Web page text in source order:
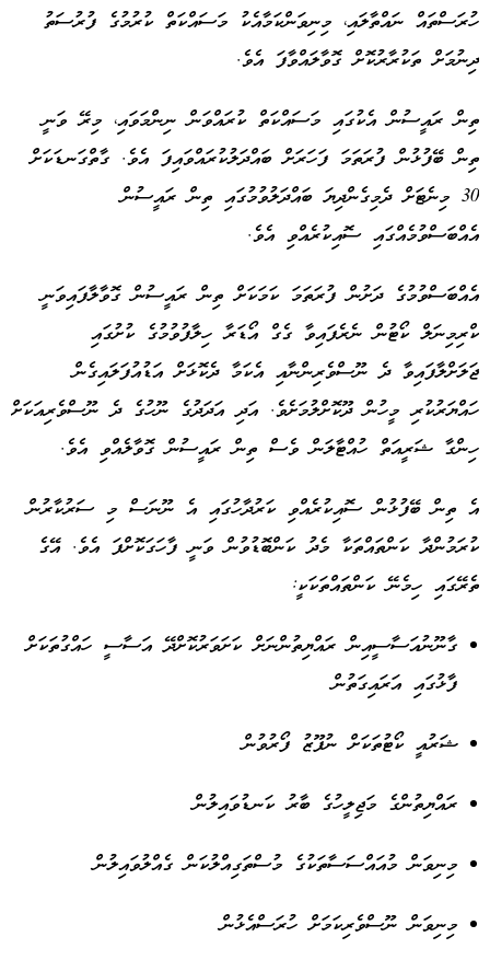
ހުރަސްތައް ނައްތާލައި، މިނިވަންކަމާއެކު މަސައްކަތް ކުރުމުގެ ފުރުސަތު
ދިނުމަށް ތަކުރާރުކޮށް ގޮވާލައްވާފަ އެވެ.
ތިން ރައީސުން އެކުގައި މަސައްކަތް ކުރައްވަން ނިންމަވައި، މިރޭ ވަނީ
ތިން ބޭފުޅުން ފުރަތަމަ ފަހަރަށް ބައްދަލުކުރައްވައިފަ އެވެ. ގާތްގަނޑަކަށް
30 މިނެޓަށް ދެމިގެންދިޔަ ބައްދަލުވުމުގައި ތިން ރައީސުން
އެއްބަސްވުމެއްގައި ސޮއިކުރެއްވި އެވެ.
އެއްބަސްވުމުގެ ދަށުން ފުރަތަމަ ކަމަކަށް ތިން ރައީސުން ގޮވާލާފައިވަނީ
ކްރިމިނަލް ކޯޓުން ނެރެފައިވާ ގެގް އޯޑަރާ ހިލާފުވުމުގެ ކުށުގައި
ޖަލަށްލާފައިވާ ދެ ނޫސްވެރިންނާއި އެކަމާ ދެކޮޅަށް އަޑުއުފަލައިގެން
ހައްޔަރުކުރި މީހުން ދޫކޮށްލުމަށެވެ. އަދި އަދަދުގެ ނޫހުގެ ދެ ނޫސްވެރިއަކަށް
ހިންގާ ޝަރީއަތް ހުއްޓާލަން ވެސް ތިން ރައީސުން ގޮވާލެއްވި އެވެ.
އެ ތިން ބޭފުޅުން ސޮއިކުރެއްވި ކަރުދާހުގައި އެ ނޫނަސް މި ސަރުކާރުން
ކުރަމުންދާ ކަންތައްތަކާ މެދު ކަންބޮޑުވުން ވަނީ ފާހަގަކޮށްފަ އެވެ. އޭގެ
ތެރޭގައި ހިމެނޭ ކަންތައްތަކަކީ:
ގާނޫނުއަސާސީއިން ރައްޔިތުންނަށް ކަށަވަރުކޮށްދޭ އަސާސީ ހައްގުތަކަށް
ފާޅުގައި އަރައިގަތުން
ޝަރުއީ ކޯޓުތަކަށް ނުފޫޒު ފޯރުވުން
ރައްޔިތުންގެ މަޖިލީހުގެ ބާރު ކަނޑުވައިލުން
މިނިވަން މުއައްސަސާތަކުގެ މުސްތަގިއްލުކަން ގެއްލުވައިލުން
މިނިވަން ނޫސްވެރިކަމަށް ހުރަސްއެޅުން